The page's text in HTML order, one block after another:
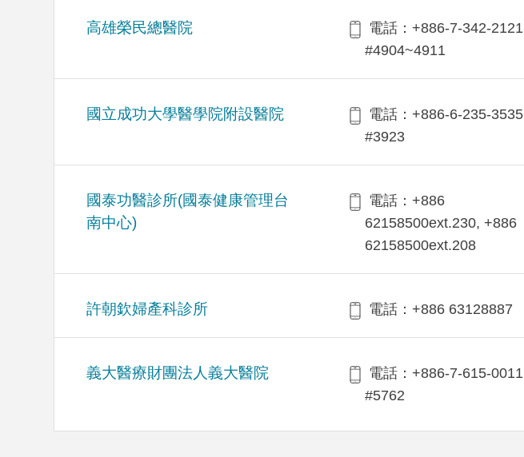
高雄榮民總醫院
電話：+886-7-342-2121
#4904~4911
國立成功大學醫學院附設醫院
電話：+886-6-235-3535
#3923
國泰功醫診所(國泰健康管理台
南中心)
電話：+886
62158500ext.230, +886
62158500ext.208
許朝欽婦產科診所 電話：+886 63128887
義大醫療財團法人義大醫院
電話：+886-7-615-0011
#5762